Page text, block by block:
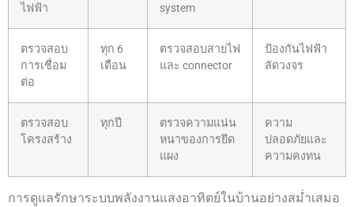
ไฟฟ้า
system
ตรวจสอบ
การเชื่อม
ต่อ
ทุก 6
เดือน
ตรวจสอบสายไฟ
และ connector
ป้องกันไฟฟ้า
ลัดวงจร
ตรวจสอบ
โครงสร้าง
ทุกปี
ตรวจความแน่น
หนาของการยึด
แผง
ความ
ปลอดภัยและ
ความคงทน
การดูแลรักษาระบบพลังงานแสงอาทิตย์ในบ้านอย่างสม่ำเสมอ